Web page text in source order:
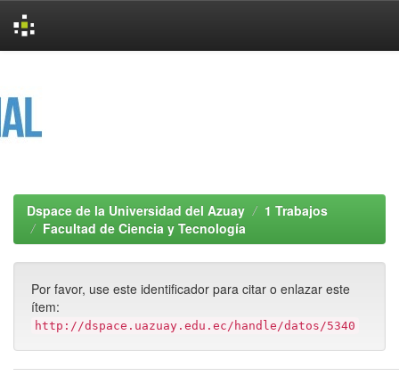
Dspace de la Universidad del Azuay
1 Trabajos
Facultad de Ciencia y Tecnología
Por favor, use este identificador para citar o enlazar este
ítem:
http://dspace.uazuay.edu.ec/handle/datos/5340